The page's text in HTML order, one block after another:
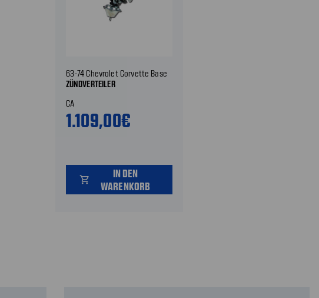
63-74 Chevrolet Corvette Base
ZÜNDVERTEILER
CA
1.109,00€
shopping_cart
IN DEN
WARENKORB